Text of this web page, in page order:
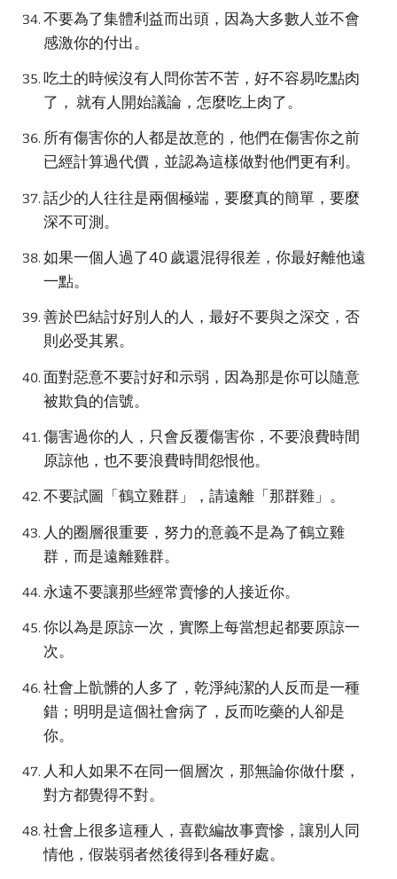
不要為了集體利益而出頭，因為大多數人並不會
感激你的付出。
吃土的時候沒有人問你苦不苦，好不容易吃點肉
了， 就有人開始議論，怎麼吃上肉了。
所有傷害你的人都是故意的，他們在傷害你之前
已經計算過代價，並認為這樣做對他們更有利。
話少的人往往是兩個極端，要麼真的簡單，要麼
深不可測。
如果一個人過了40 歲還混得很差，你最好離他遠
一點。
善於巴結討好別人的人，最好不要與之深交，否
則必受其累。
面對惡意不要討好和示弱，因為那是你可以隨意
被欺負的信號。
傷害過你的人，只會反覆傷害你，不要浪費時間
原諒他，也不要浪費時間怨恨他。
不要試圖「鶴立雞群」，請遠離「那群雞」。
人的圈層很重要，努力的意義不是為了鶴立雞
群，而是遠離雞群。
永遠不要讓那些經常賣慘的人接近你。
你以為是原諒一次，實際上每當想起都要原諒一
次。
社會上骯髒的人多了，乾淨純潔的人反而是一種
錯；明明是這個社會病了，反而吃藥的人卻是
你。
人和人如果不在同一個層次，那無論你做什麼，
對方都覺得不對。
社會上很多這種人，喜歡編故事賣慘，讓別人同
情他，假裝弱者然後得到各種好處。